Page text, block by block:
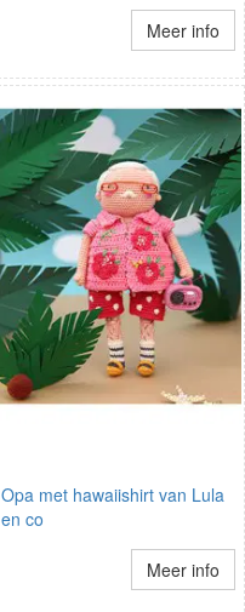
Meer info
Opa met hawaiishirt van Lula
en co
Meer info